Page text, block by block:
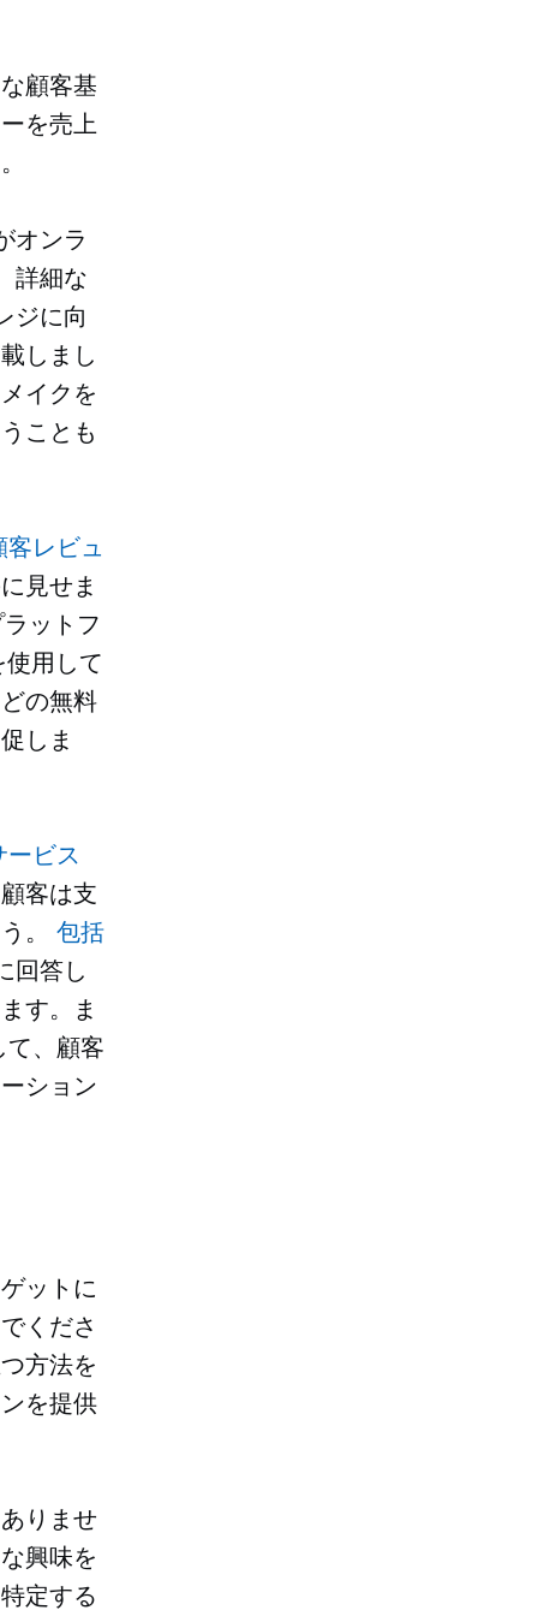
顧客基
を売上
オンラ
詳細な
ジに向
しまし
イクを
ことも
レビュ
見せま
ットフ
用して
の無料
しま
ービス
客は支
。 包括
回答し
す。ま
て、顧客
ション
ットに
くださ
方法を
を提供
りませ
興味を
定する